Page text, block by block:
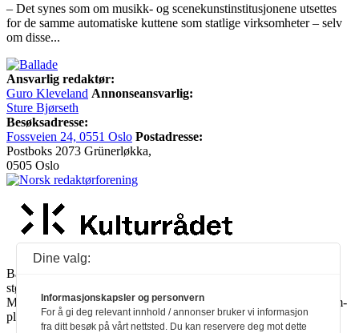
– Det synes som om musikk- og scenekunstinstitusjonene utsettes
for de samme automatiske kuttene som statlige virksomheter – selv
om disse...
Ansvarlig redaktør:
Guro Kleveland Annonseansvarlig:
Sture Bjørseth
Besøksadresse:
Fossveien 24, 0551 Oslo Postadresse:
Postboks 2073 Grünerløkka,
0505 Oslo
Ballade mottar tilskudd fra Norsk kulturråd, i tillegg til økonomisk
støtte fra eierne NOPA, Norsk komponistforening og
Musikkforleggerne. Ballade drives etter Redaktør- og Vær Varsom-
plakaten.
Dine valg:
Informasjonskapsler og personvern
For å gi deg relevant innhold / annonser bruker vi informasjon
fra ditt besøk på vårt nettsted. Du kan reservere deg mot dette